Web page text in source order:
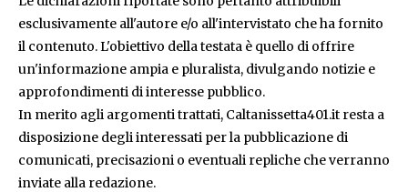
esclusivamente all'autore e/o all'intervistato che ha fornito
il contenuto. L'obiettivo della testata è quello di offrire
un'informazione ampia e pluralista, divulgando notizie e
approfondimenti di interesse pubblico.
In merito agli argomenti trattati, Caltanissetta401.it resta a
disposizione degli interessati per la pubblicazione di
comunicati, precisazioni o eventuali repliche che verranno
inviate alla redazione.